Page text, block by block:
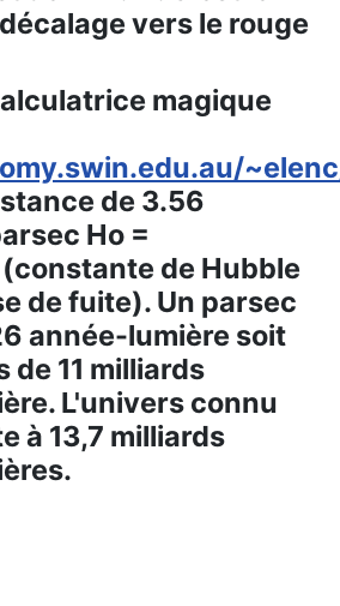
vers le rouge
magique
de 3.56
Ho =
de Hubble
de fuite). Un parsec
année-lumière soit
de 11 milliards
L'univers connu
à 13,7 milliards